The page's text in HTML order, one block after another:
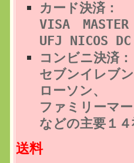
カード決済：
VISA
UFJ NICOS DC
コンビニ決済
セブンイレブ
ローソン、
ファミリーマ
などの主要１
送料